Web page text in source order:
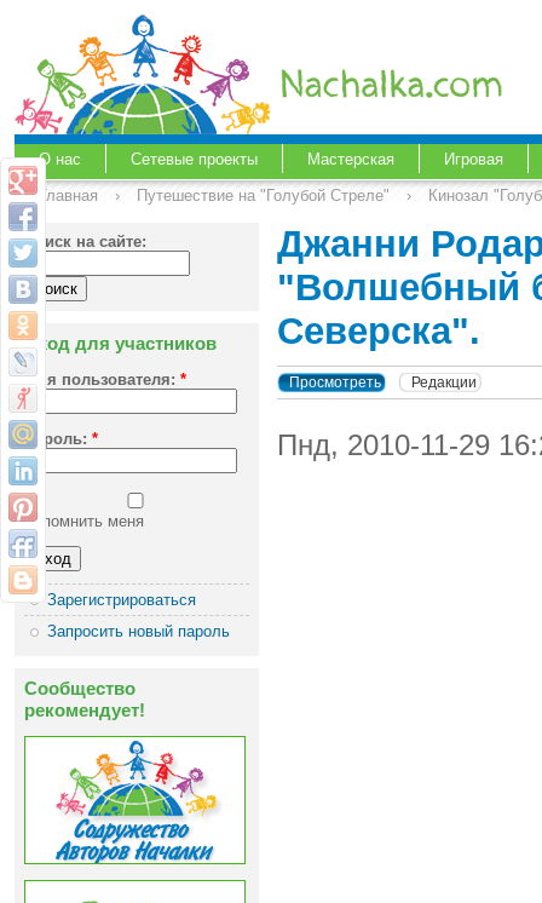
О нас Сетевые проекты Мастерская
Игровая
Главная
› Путешествие на "Голубой Стреле" › Кинозал
Поиск на сайте:
Вход для участников
Имя пользователя: *
Пароль: *
Запомнить меня
Зарегистрироваться
Запросить новый пароль
Сообщество
рекомендует!
Джанни
"Волшебный
Северска".
Просмотреть Редакции
Пнд, 2010-11-29